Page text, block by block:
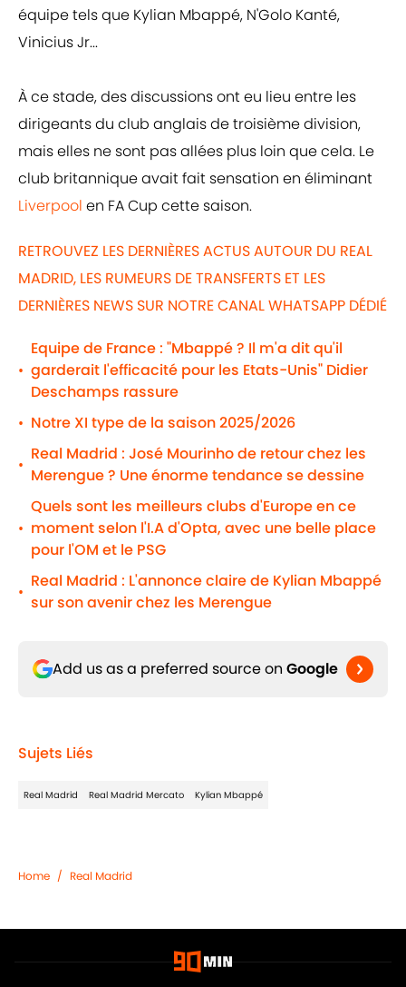
équipe tels que Kylian Mbappé, N'Golo Kanté,
Vinicius Jr...
À ce stade, des discussions ont eu lieu entre les
dirigeants du club anglais de troisième division,
mais elles ne sont pas allées plus loin que cela. Le
club britannique avait fait sensation en éliminant
Liverpool en FA Cup cette saison.
RETROUVEZ LES DERNIÈRES ACTUS AUTOUR DU REAL
MADRID, LES RUMEURS DE TRANSFERTS ET LES
DERNIÈRES NEWS SUR NOTRE CANAL WHATSAPP DÉDIÉ
•
Equipe de France : "Mbappé ? Il m'a dit qu'il
garderait l'efficacité pour les Etats-Unis" Didier
Deschamps rassure
• Notre XI type de la saison 2025/2026
•
Real Madrid : José Mourinho de retour chez les
Merengue ? Une énorme tendance se dessine
•
Quels sont les meilleurs clubs d'Europe en ce
moment selon l'I.A d'Opta, avec une belle place
pour l'OM et le PSG
•
Real Madrid : L'annonce claire de Kylian Mbappé
sur son avenir chez les Merengue
Add us as a preferred source on Google
Sujets Liés
Real Madrid Real Madrid Mercato Kylian Mbappé
Home / Real Madrid